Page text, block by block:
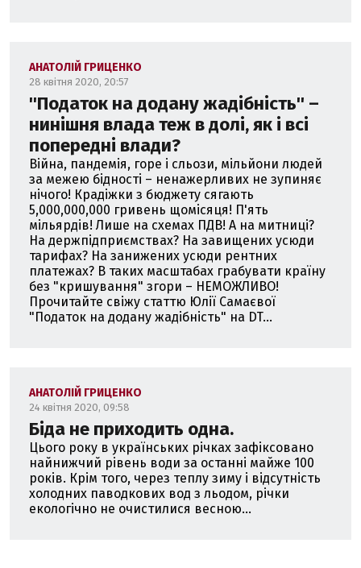
АНАТОЛІЙ ГРИЦЕНКО
28 квітня 2020, 20:57
''Податок на додану жадібність'' –
нинішня влада теж в долі, як і всі
попередні влади?
Війна, пандемія, горе і сльози, мільйони людей
за межею бідності – ненажерливих не зупиняє
нічого! Крадіжки з бюджету сягають
5,000,000,000 гривень щомісяця! П'ять
мільярдів! Лише на схемах ПДВ! А на митниці?
На держпідприємствах? На завищених усюди
тарифах? На занижених усюди рентних
платежах? В таких масштабах грабувати країну
без "кришування" згори – НЕМОЖЛИВО!
Прочитайте свіжу статтю Юлії Самаєвої
"Податок на додану жадібність" на DT...
АНАТОЛІЙ ГРИЦЕНКО
24 квітня 2020, 09:58
Біда не приходить одна.
Цього року в українських річках зафіксовано
найнижчий рівень води за останні майже 100
років. Крім того, через теплу зиму і відсутність
холодних паводкових вод з льодом, річки
екологічно не очистилися весною...